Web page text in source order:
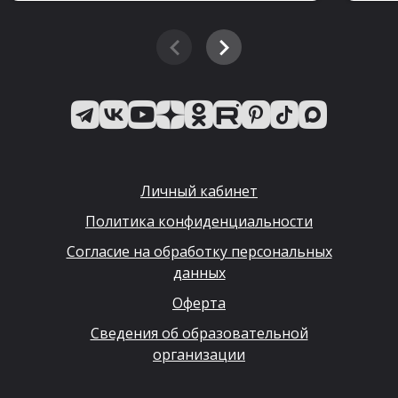
Личный кабинет
Политика конфиденциальности
Согласие на обработку персональных
данных
Оферта
Сведения об образовательной
организации